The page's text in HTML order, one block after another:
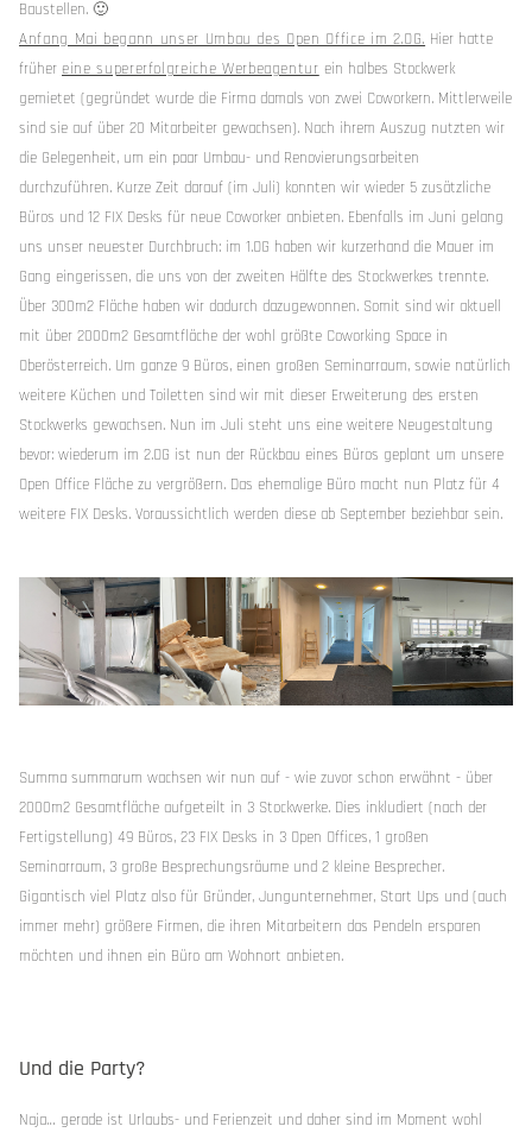
Baustellen. 🙂
Anfang Mai begann unser Umbau des Open Office im 2.OG. Hier hatte
früher eine supererfolgreiche Werbeagentur ein halbes Stockwerk
gemietet (gegründet wurde die Firma damals von zwei Coworkern. Mittlerweile
sind sie auf über 20 Mitarbeiter gewachsen). Nach ihrem Auszug nutzten wir
die Gelegenheit, um ein paar Umbau- und Renovierungsarbeiten
durchzuführen. Kurze Zeit darauf (im Juli) konnten wir wieder 5 zusätzliche
Büros und 12 FIX Desks für neue Coworker anbieten. Ebenfalls im Juni gelang
uns unser neuester Durchbruch: im 1.OG haben wir kurzerhand die Mauer im
Gang eingerissen, die uns von der zweiten Hälfte des Stockwerkes trennte.
Über 300m2 Fläche haben wir dadurch dazugewonnen. Somit sind wir aktuell
mit über 2000m2 Gesamtfläche der wohl größte Coworking Space in
Oberösterreich. Um ganze 9 Büros, einen großen Seminarraum, sowie natürlich
weitere Küchen und Toiletten sind wir mit dieser Erweiterung des ersten
Stockwerks gewachsen. Nun im Juli steht uns eine weitere Neugestaltung
bevor: wiederum im 2.OG ist nun der Rückbau eines Büros geplant um unsere
Open Office Fläche zu vergrößern. Das ehemalige Büro macht nun Platz für 4
weitere FIX Desks. Voraussichtlich werden diese ab September beziehbar sein.
Summa summarum wachsen wir nun auf - wie zuvor schon erwähnt - über
2000m2 Gesamtfläche aufgeteilt in 3 Stockwerke. Dies inkludiert (nach der
Fertigstellung) 49 Büros, 23 FIX Desks in 3 Open Offices, 1 großen
Seminarraum, 3 große Besprechungsräume und 2 kleine Besprecher.
Gigantisch viel Platz also für Gründer, Jungunternehmer, Start Ups und (auch
immer mehr) größere Firmen, die ihren Mitarbeitern das Pendeln ersparen
möchten und ihnen ein Büro am Wohnort anbieten.
Und die Party?
Naja… gerade ist Urlaubs- und Ferienzeit und daher sind im Moment wohl